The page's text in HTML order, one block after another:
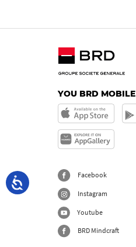
YOU BRD MOBILE
Facebook
Instagram
Youtube
BRD Mindcraft